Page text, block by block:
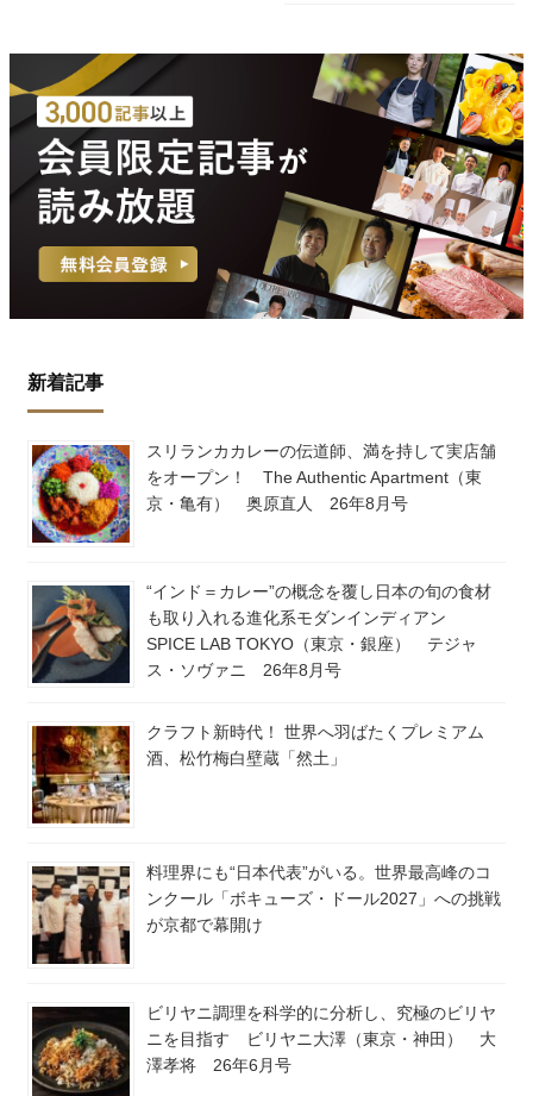
新着記事
スリランカカレーの伝道師、満を持して実店舗
をオープン！ The Authentic Apartment（東
京・亀有） 奥原直人 26年8月号
“インド＝カレー”の概念を覆し日本の旬の食材
も取り入れる進化系モダンインディアン
SPICE LAB TOKYO（東京・銀座） テジャ
ス・ソヴァニ 26年8月号
クラフト新時代！ 世界へ羽ばたくプレミアム
酒、松竹梅白壁蔵「然土」
料理界にも“日本代表”がいる。世界最高峰のコ
ンクール「ボキューズ・ドール2027」への挑戦
が京都で幕開け
ビリヤニ調理を科学的に分析し、究極のビリヤ
ニを目指す ビリヤニ大澤（東京・神田） 大
澤孝将 26年6月号